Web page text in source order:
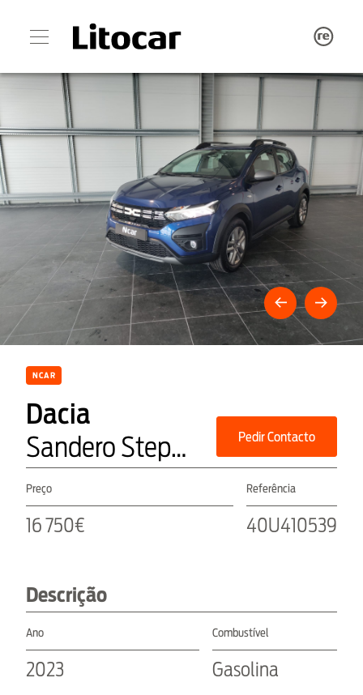
NCAR
Dacia
Sandero Stepway Expression
Pedir Contacto
Preço
16 750€
Referência
40U410539
Descrição
Ano
2023
Combustível
Gasolina